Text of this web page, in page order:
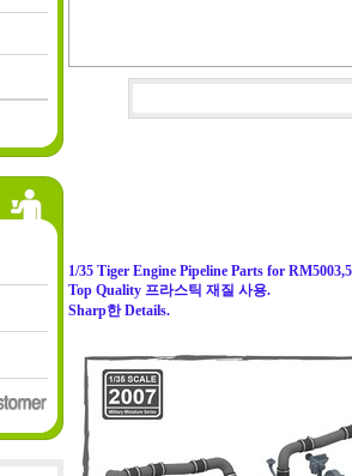
1/35 Tiger Engine Pipeline Parts for
Top Quality 프라스틱 재질 사용.
Sharp한 Details.